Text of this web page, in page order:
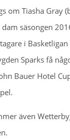
om Tiasha Gray
dam säsongen
i
Sparks få
Bauer Hotel
även